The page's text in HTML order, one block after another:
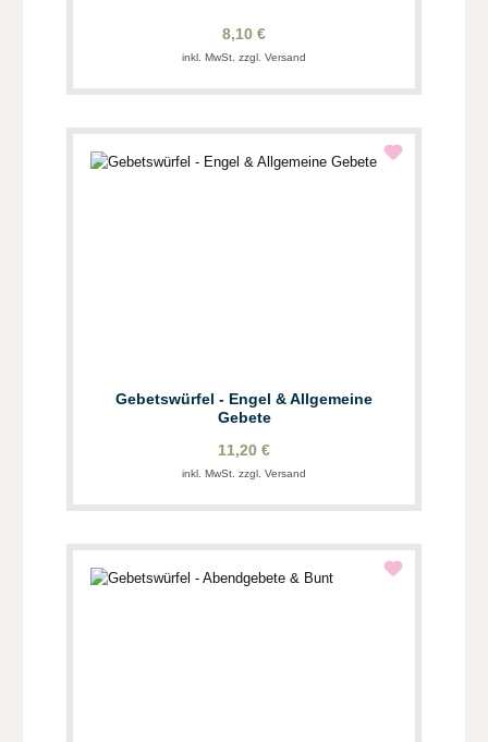
8,10 €
inkl. MwSt. zzgl. Versand
Gebetswürfel - Engel & Allgemeine
Gebete
11,20 €
inkl. MwSt. zzgl. Versand